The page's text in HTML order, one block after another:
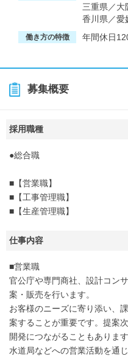
三重県／大
香川県／愛
働き方の特徴 年間休日
募集概要
採用職種
●総合職
■【営業職】
■【工事管理職】
■【生産管理職】
仕事内容
■営業職
官公庁や専門商社、設計コン
案・販売を行います。
お客様のニーズに寄り添い、
案することが重要です。提案
開発につながることもあります
水道局などへの営業活動を通